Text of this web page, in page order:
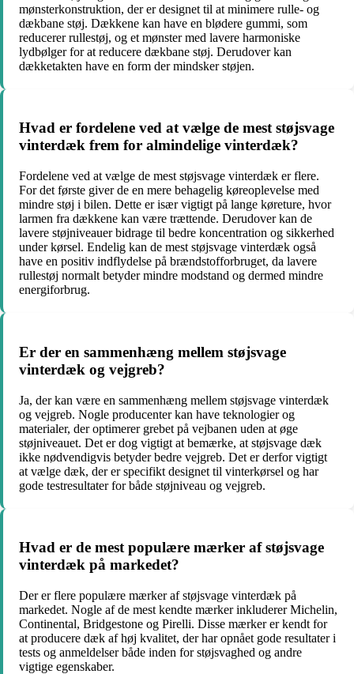
mønsterkonstruktion, der er designet til at minimere rulle- og
dækbane støj. Dækkene kan have en blødere gummi, som
reducerer rullestøj, og et mønster med lavere harmoniske
lydbølger for at reducere dækbane støj. Derudover kan
dækketakten have en form der mindsker støjen.
Hvad er fordelene ved at vælge de mest støjsvage
vinterdæk frem for almindelige vinterdæk?
Fordelene ved at vælge de mest støjsvage vinterdæk er flere.
For det første giver de en mere behagelig køreoplevelse med
mindre støj i bilen. Dette er især vigtigt på lange køreture, hvor
larmen fra dækkene kan være trættende. Derudover kan de
lavere støjniveauer bidrage til bedre koncentration og sikkerhed
under kørsel. Endelig kan de mest støjsvage vinterdæk også
have en positiv indflydelse på brændstofforbruget, da lavere
rullestøj normalt betyder mindre modstand og dermed mindre
energiforbrug.
Er der en sammenhæng mellem støjsvage
vinterdæk og vejgreb?
Ja, der kan være en sammenhæng mellem støjsvage vinterdæk
og vejgreb. Nogle producenter kan have teknologier og
materialer, der optimerer grebet på vejbanen uden at øge
støjniveauet. Det er dog vigtigt at bemærke, at støjsvage dæk
ikke nødvendigvis betyder bedre vejgreb. Det er derfor vigtigt
at vælge dæk, der er specifikt designet til vinterkørsel og har
gode testresultater for både støjniveau og vejgreb.
Hvad er de mest populære mærker af støjsvage
vinterdæk på markedet?
Der er flere populære mærker af støjsvage vinterdæk på
markedet. Nogle af de mest kendte mærker inkluderer Michelin,
Continental, Bridgestone og Pirelli. Disse mærker er kendt for
at producere dæk af høj kvalitet, der har opnået gode resultater i
tests og anmeldelser både inden for støjsvaghed og andre
vigtige egenskaber.